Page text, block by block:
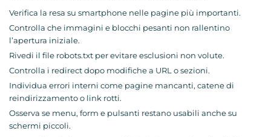
Verifica la resa su smartphone nelle pagine più importanti.
Controlla che immagini e blocchi pesanti non rallentino
l’apertura iniziale.
Rivedi il file robots.txt per evitare esclusioni non volute.
Controlla i redirectdopo modifiche a URL o sezioni.
Individua errori interni come pagine mancanti, catene di
reindirizzamento o link rotti.
Osserva se menu, form e pulsanti restano usabili anche su
schermi piccoli.